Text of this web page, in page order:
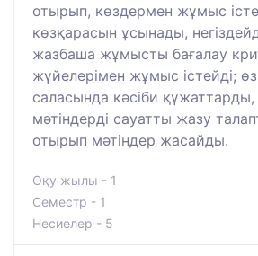
отырып, көздермен жұмыс
көзқарасын ұсынады,
жазбаша жұмысты бағалау
жүйелерімен жұмыс істейді;
саласында кәсіби
мәтіндерді сауатты жазу
отырып мәтіндер жасайды.
Оқу жылы - 1
Семестр - 1
Несиелер - 5